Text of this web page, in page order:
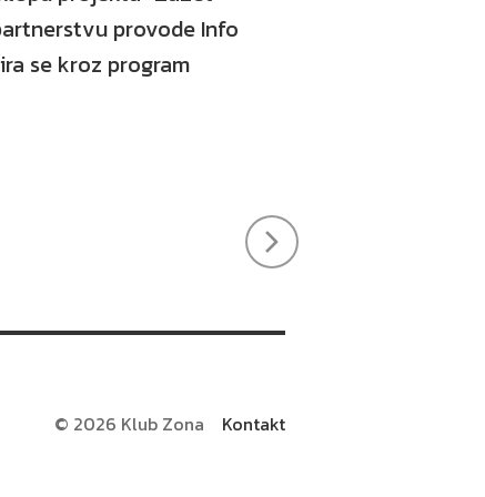
provode Info
se kroz program
Kontakt
© 2026 Klub Zona